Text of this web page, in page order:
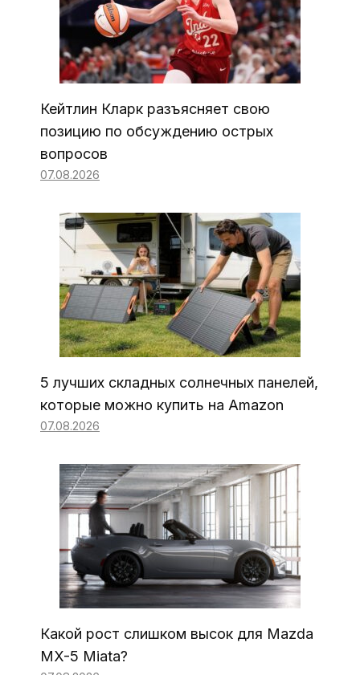
Кейтлин Кларк разъясняет свою
позицию по обсуждению острых
вопросов
07.08.2026
5 лучших складных солнечных панелей,
которые можно купить на Amazon
07.08.2026
Какой рост слишком высок для Mazda
MX-5 Miata?